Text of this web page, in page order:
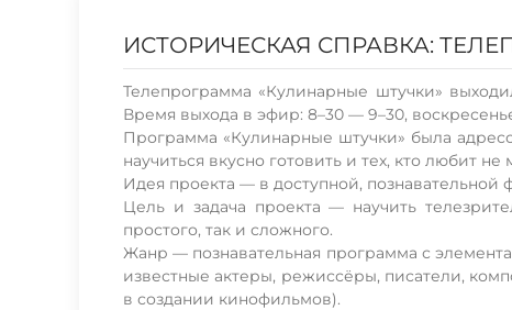
ИСТОРИЧЕСКАЯ СПРАВКА:
Телепрограмма «Кулинарные штучки»
Время выхода в эфир: 8–30 — 9–30,
Программа «Кулинарные штучки» была
научиться вкусно готовить и тех, кто любит не
Идея проекта — в доступной, познавательной
Цель и задача проекта — научить
простого, так и сложного.
Жанр — познавательная программа с
известные актеры, режиссёры, писатели,
в создании кинофильмов).